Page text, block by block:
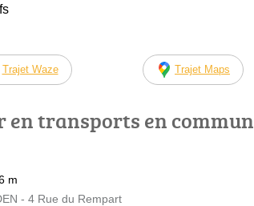
Trajet Waze Trajet Maps
en transports en commun
m
- 4 Rue du Rempart